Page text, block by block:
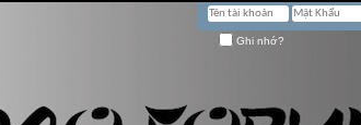
Ghi nhớ?